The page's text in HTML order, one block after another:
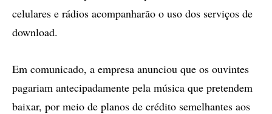
celulares e rádios acompanharão o uso dos serviços de
download.
Em comunicado, a empresa anunciou que os ouvintes
pagariam antecipadamente pela música que pretendem
baixar, por meio de planos de crédito semelhantes aos